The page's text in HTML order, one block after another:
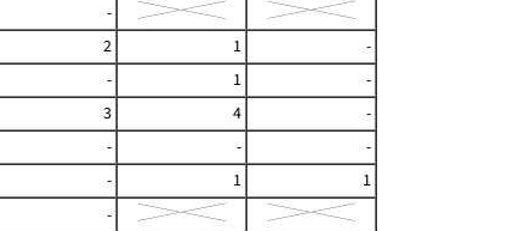
-
2 1
-
- 1
-
3 4
-
- -
-
- 1
1
-